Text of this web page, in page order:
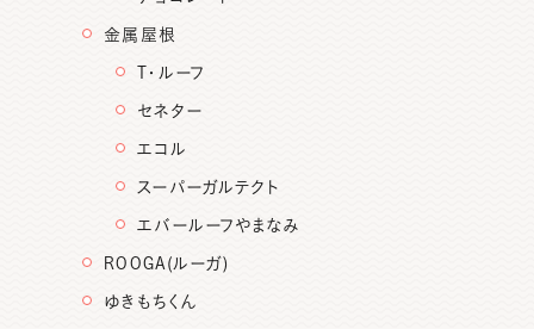
金属屋根
T・ルーフ
セネター
エコル
スーパーガルテクト
エバールーフやまなみ
ROOGA(ルーガ)
ゆきもちくん